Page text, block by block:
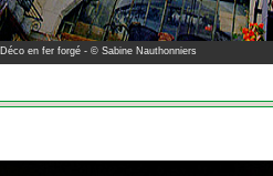
Déco en fer forgé - © Sabine Nauthonniers